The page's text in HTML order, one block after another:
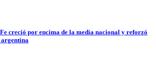
creció por encima de la media nacional y reforzó
argentina